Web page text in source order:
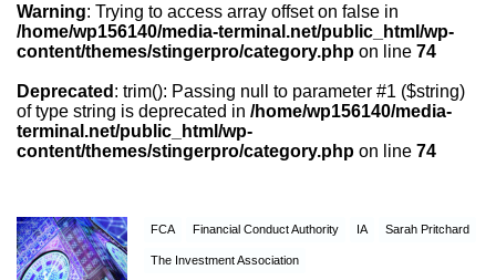
Warning: Trying to access array offset on false in
/home/wp156140/media-terminal.net/public_html/wp-
content/themes/stingerpro/category.php on line 74
Deprecated : trim(): Passing null to parameter #1 ($string)
of type string is deprecated in /home/wp156140/media-
terminal.net/public_html/wp-
content/themes/stingerpro/category.php on line 74
FCA Financial Conduct Authority IA Sarah Pritchard
The Investment Association